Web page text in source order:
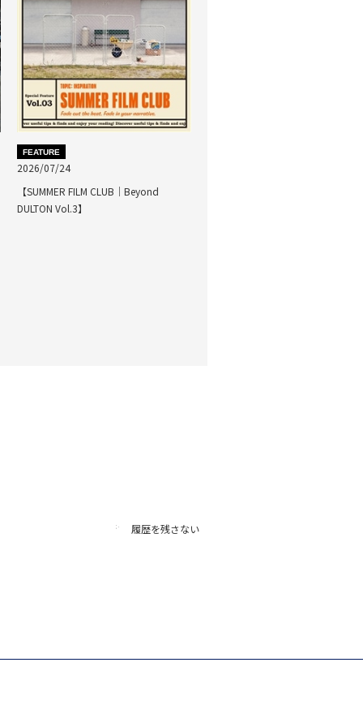
FEATURE
2026/07/24
【SUMMER FILM CLUB｜Beyond
DULTON Vol.3】
履歴を残さない